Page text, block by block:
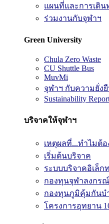
แผนที่และการเดิน
ร่วมงานกับจุฬาฯ
Green University
Chula Zero Waste
CU Shuttle Bus
MuvMi
จุฬาฯ กับความยั่ง
Sustainability
บริจาคให้จุฬาฯ
เหตุผลที่...ทำไมต้
เริ่มต้นบริจาค
ระบบบริจาคอิเล็ก
กองทุนจุฬาลงกร
กองทุนภูมิคุ้มกันบ
โครงการอุทยาน